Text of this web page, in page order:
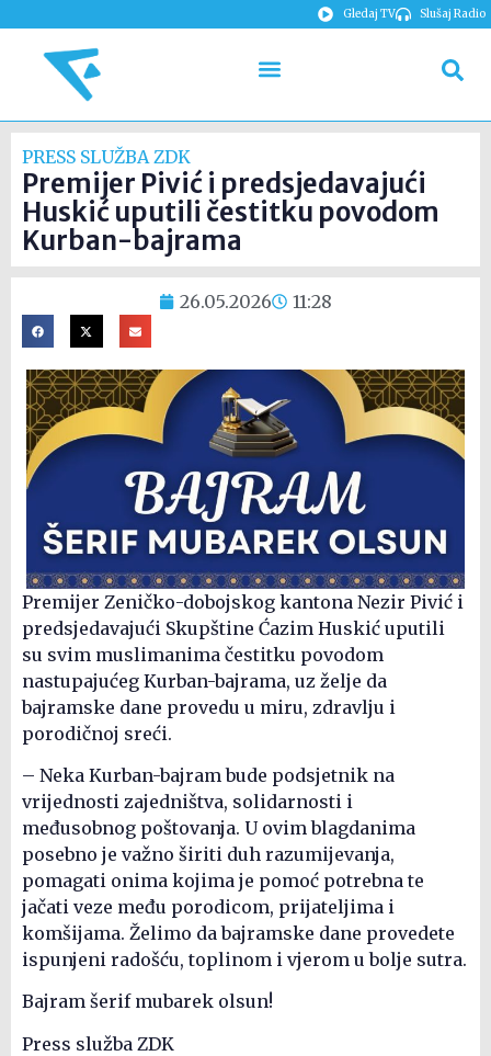
Gledaj TV Slušaj Radio
PRESS SLUŽBA ZDK
Premijer Pivić i predsjedavajući
Huskić uputili čestitku povodom
Kurban-bajrama
26.05.2026 11:28
Premijer Zeničko-dobojskog kantona Nezir Pivić i
predsjedavajući Skupštine Ćazim Huskić uputili
su svim muslimanima čestitku povodom
nastupajućeg Kurban-bajrama, uz želje da
bajramske dane provedu u miru, zdravlju i
porodičnoj sreći.
– Neka Kurban-bajram bude podsjetnik na
vrijednosti zajedništva, solidarnosti i
međusobnog poštovanja. U ovim blagdanima
posebno je važno širiti duh razumijevanja,
pomagati onima kojima je pomoć potrebna te
jačati veze među porodicom, prijateljima i
komšijama. Želimo da bajramske dane provedete
ispunjeni radošću, toplinom i vjerom u bolje sutra.
Bajram šerif mubarek olsun!
Press služba ZDK